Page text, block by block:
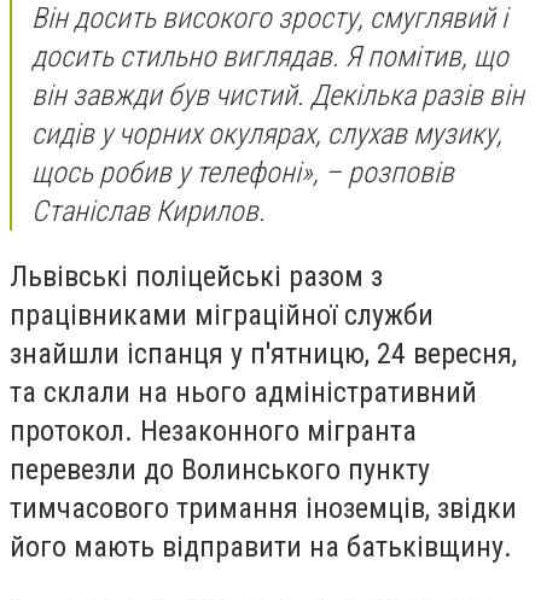
Він досить високого зросту, смуглявий і
досить стильно виглядав. Я помітив, що
він завжди був чистий. Декілька разів він
сидів у чорних окулярах, слухав музику,
щось робив у телефоні», – розповів
Станіслав Кирилов.
Львівські поліцейські разом з
працівниками міграційної служби
знайшли іспанця у п'ятницю, 24 вересня,
та склали на нього адміністративний
протокол. Незаконного мігранта
перевезли до Волинського пункту
тимчасового тримання іноземців, звідки
його мають відправити на батьківщину.